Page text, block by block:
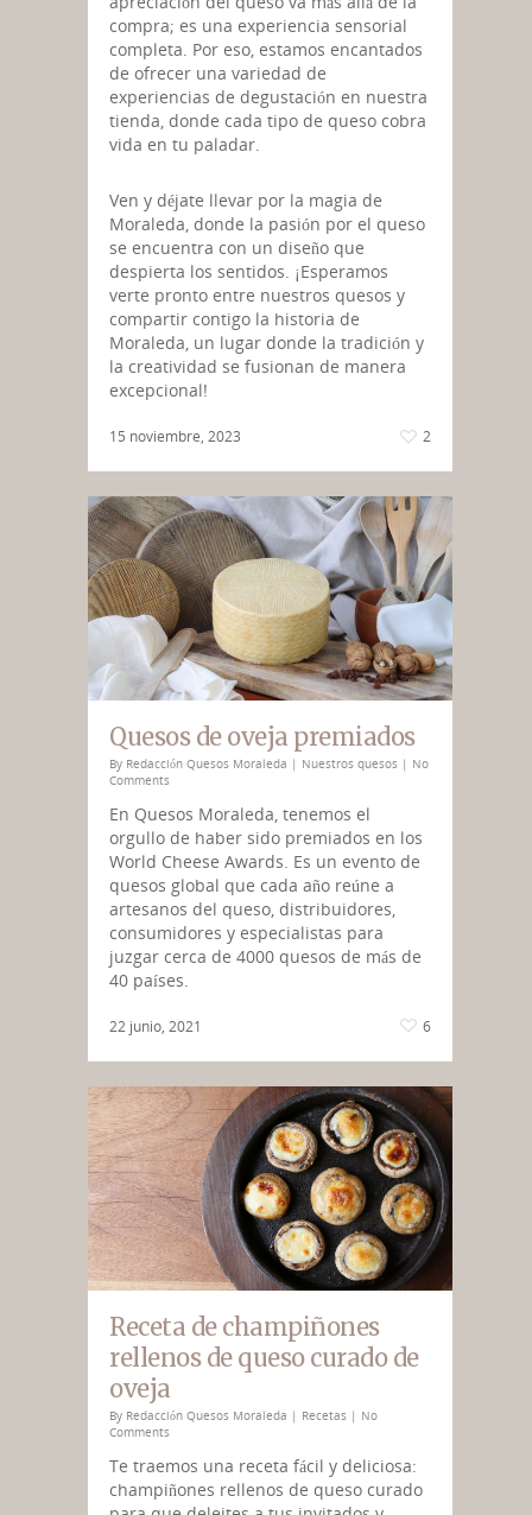
compra; es una experiencia sensorial
completa. Por eso, estamos encantados
de ofrecer una variedad de
experiencias de degustación en nuestra
tienda, donde cada tipo de queso cobra
vida en tu paladar.
Ven y déjate llevar por la magia de
Moraleda, donde la pasión por el queso
se encuentra con un diseño que
despierta los sentidos. ¡Esperamos
verte pronto entre nuestros quesos y
compartir contigo la historia de
Moraleda, un lugar donde la tradición y
la creatividad se fusionan de manera
excepcional!
15 noviembre, 2023 2
Quesos de oveja premiados
By Redacción Quesos Moraleda | Nuestros quesos | No
Comments
En Quesos Moraleda, tenemos el
orgullo de haber sido premiados en los
World Cheese Awards. Es un evento de
quesos global que cada año reúne a
artesanos del queso, distribuidores,
consumidores y especialistas para
juzgar cerca de 4000 quesos de más de
40 países.
22 junio, 2021 6
Receta de champiñones
rellenos de queso curado de
oveja
By Redacción Quesos Moraleda | Recetas | No
Comments
Te traemos una receta fácil y deliciosa:
champiñones rellenos de queso curado